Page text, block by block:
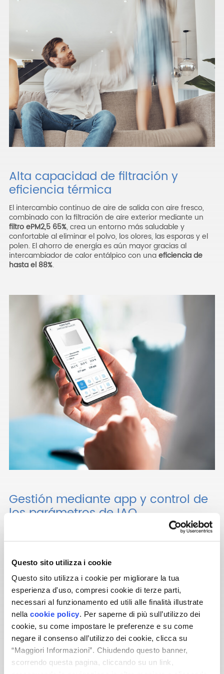
Questo sito utilizza i cookie
Questo sito utilizza i cookie per migliorare la tua
esperienza d'uso, compresi cookie di terze parti,
necessari al funzionamento ed utili alle finalità illustrate
nella cookie policy. Per saperne di più sull’utilizzo dei
cookie, su come impostare le preferenze e su come
negare il consenso all’utilizzo dei cookie, clicca su
“Maggiori Informazioni”. Chiudendo questo banner,
scorrendo questa pagina, cliccando su un link,
Alta capacidad de filtración y
eficiencia térmica
El intercambio continuo de aire de salida con aire fresco,
combinado con la filtración de aire exterior mediante un
filtro ePM2,5 65%, crea un entorno más saludable y
confortable al eliminar el polvo, los olores, las esporas y el
polen. El ahorro de energía es aún mayor gracias al
intercambiador de calor entálpico con unaeficiencia de
hasta el 88%.
Gestión mediante app y control de
los parámetros de IAQ
redefine el confort
indoor, ofreciendo prestaciones de excelencia y la máxima
CO₂ e IAQ) permite a FlowULTRA monitorizar de forma
continua todos los parámetros ambientales, garantizando
un aire siempre saludable en cada estancia.
Todo el sistema es smart: a través de la app Helty Home
puedes gestionar la unidad de forma remota, crear
escenarios personalizados y analizar el histórico de datos
para un control total e inteligente del aire en tu hogar.
Para una acción aún más eficaz contra el gas radón,
descubre laversión FlowULTRA-R.